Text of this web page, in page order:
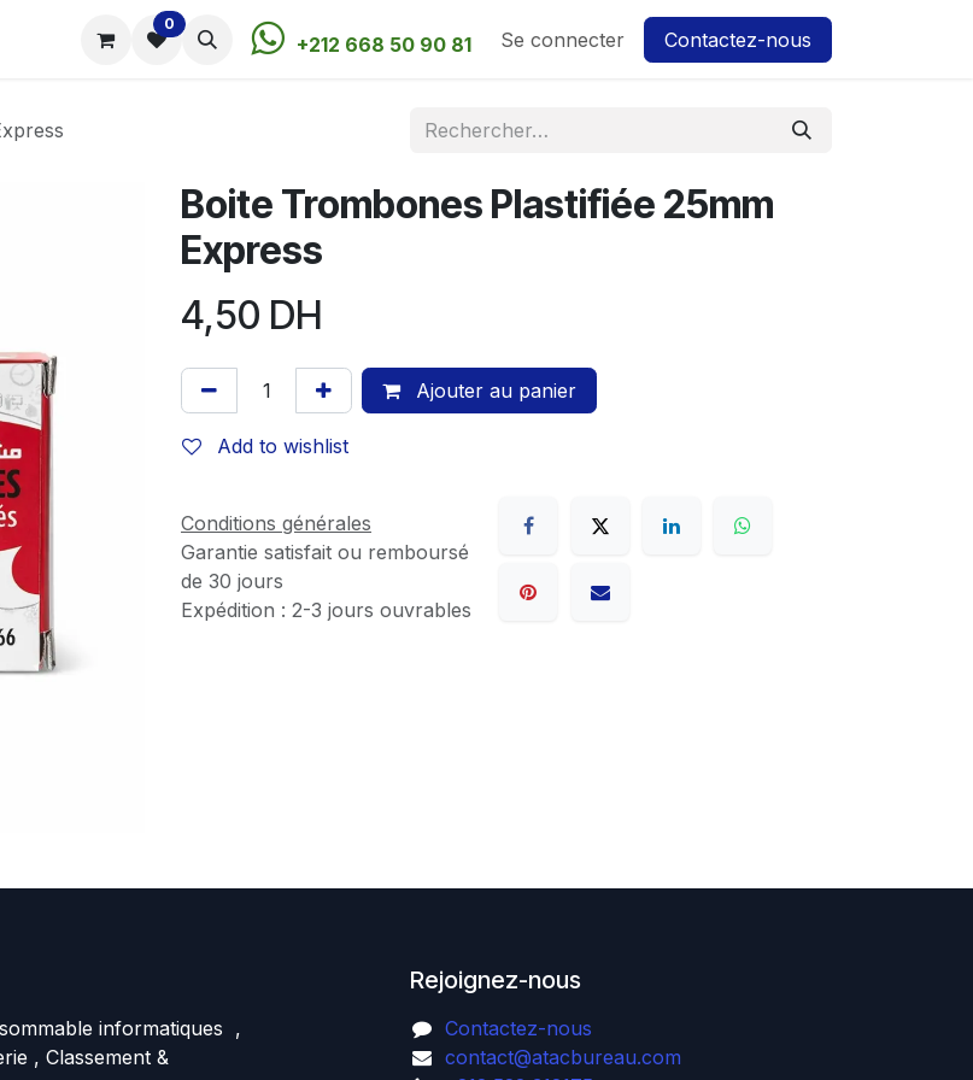
Rendez-vous Contactez-nous
0
+212 668 50 90 81 Se connecter Contactez-nous
Boite Trombones Plastifiée 25mm
Express
4,50 DH
Ajouter au panier
Add to wishlist
Conditions générales
Garantie satisfait ou remboursé
de 30 jours
Expédition : 2-3 jours ouvrables
informatiques ,
, Classement &
Rejoignez-nous
Contactez-nous
contact@atacbureau.com